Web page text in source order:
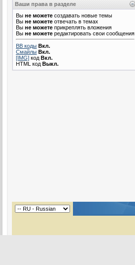
Ваши права в разделе
Вы не можете создавать новые темы
Вы не можете отвечать в темах
Вы не можете прикреплять вложения
Вы не можете редактировать свои сообщения
BB коды Вкл.
Смайлы Вкл.
[IMG] код Вкл.
HTML код Выкл.